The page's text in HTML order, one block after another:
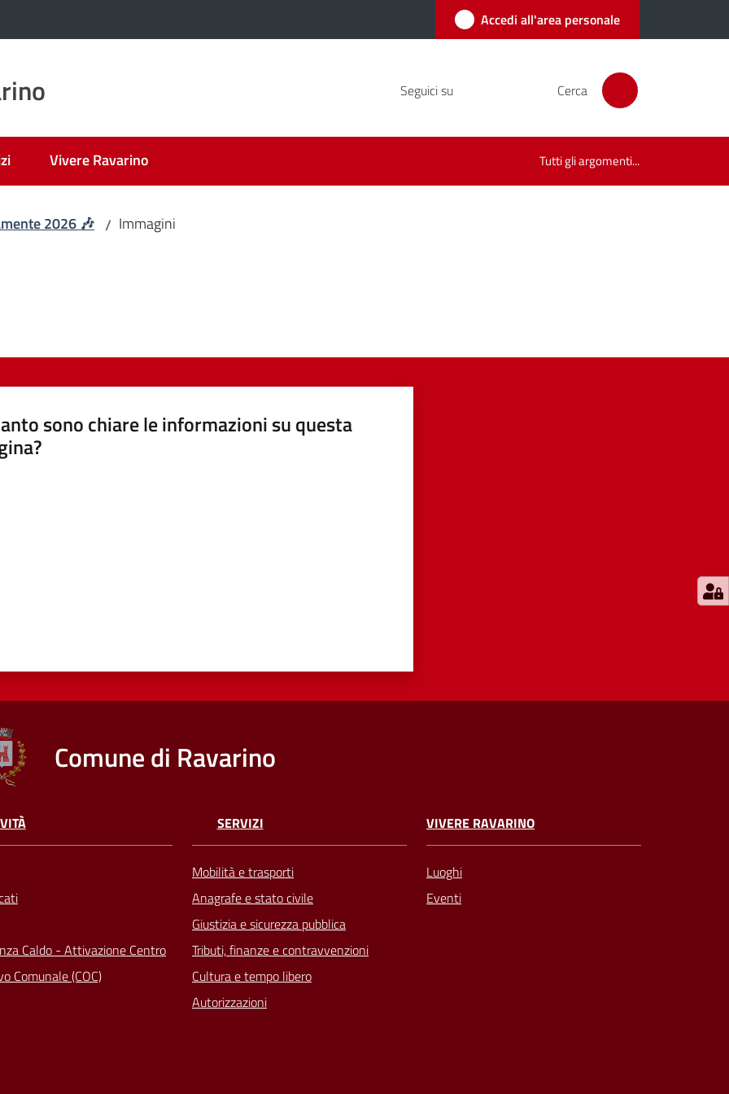
Accedi all'area personale
Seguici su Cerca
Vivere Ravarino Tutti gli argomenti...
2026 🎶 / Immagini
sono chiare le informazioni su questa
Comune di Ravarino
Caldo - Attivazione Centro
Comunale (COC)
SERVIZI
Mobilità e trasporti
Anagrafe e stato civile
Giustizia e sicurezza pubblica
Tributi, finanze e contravvenzioni
Cultura e tempo libero
Autorizzazioni
VIVERE RAVARINO
Luoghi
Eventi